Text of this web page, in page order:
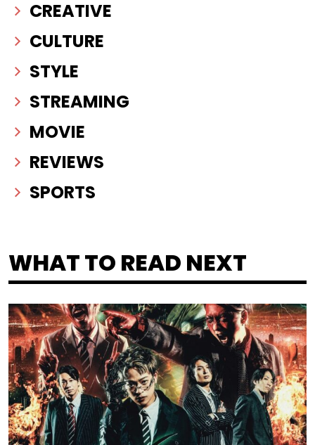
CREATIVE
CULTURE
STYLE
STREAMING
MOVIE
REVIEWS
SPORTS
WHAT TO READ NEXT